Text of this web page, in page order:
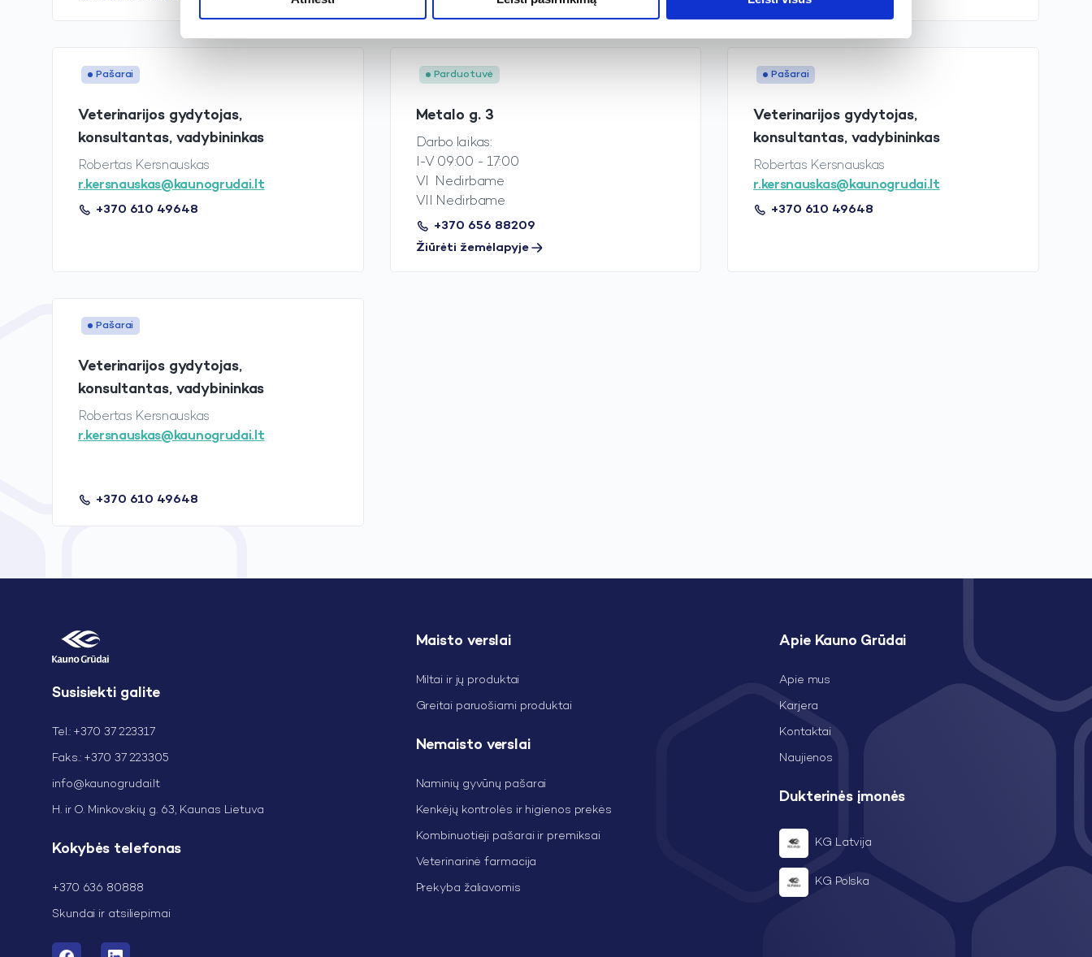
Pašarai
Veterinarijos gydytojas,
konsultantas, vadybininkas
Robertas Kersnauskas
r.kersnauskas@kaunogrudai.lt
+370 610 49648
Parduotuvė
Metalo g. 3
Darbo laikas:
I-V 09:00 - 17:00
VI Nedirbame
VII Nedirbame
+370 656 88209
Žiūrėti žemėlapyje
Pašarai
Veterinarijos gydytojas,
konsultantas, vadybininkas
Robertas Kersnauskas
r.kersnauskas@kaunogrudai.lt
+370 610 49648
Pašarai
Veterinarijos gydytojas,
konsultantas, vadybininkas
Robertas Kersnauskas
r.kersnauskas@kaunogrudai.lt
+370 610 49648
Susisiekti galite
Tel.: +370 37 223317
Faks.: +370 37 223305
info@kaunogrudai.lt
H. ir O. Minkovskių g. 63, Kaunas Lietuva
Kokybės telefonas
+370 636 80888
Skundai ir atsiliepimai
Maisto verslai
Miltai ir jų produktai
Greitai paruošiami produktai
Nemaisto verslai
Naminių gyvūnų pašarai
Kenkėjų kontrolės ir higienos prekės
Kombinuotieji pašarai ir premiksai
Veterinarinė farmacija
Prekyba žaliavomis
Apie Kauno Grūdai
Apie mus
Karjera
Kontaktai
Naujienos
Dukterinės įmonės
KG Latvija
KG Polska